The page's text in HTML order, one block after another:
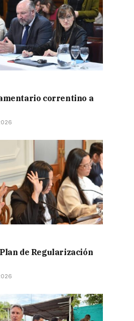
correntino a
de Regularización